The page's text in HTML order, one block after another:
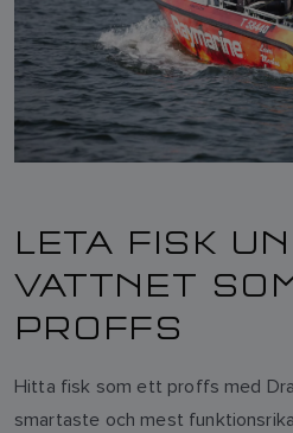
LETA FISK
VATTNET
PROFFS
Hitta fisk som ett proffs med
smartaste och mest